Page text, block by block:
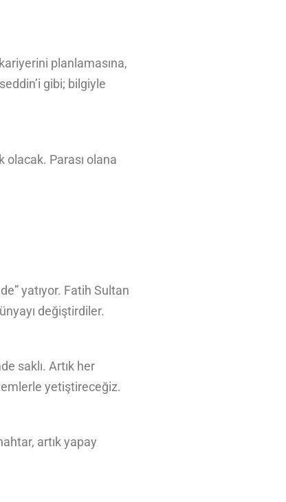
planlamasına,
gibi; bilgiyle
olacak. Parası olana
yatıyor. Fatih Sultan
değiştirdiler.
saklı. Artık her
yetiştireceğiz.
artık yapay